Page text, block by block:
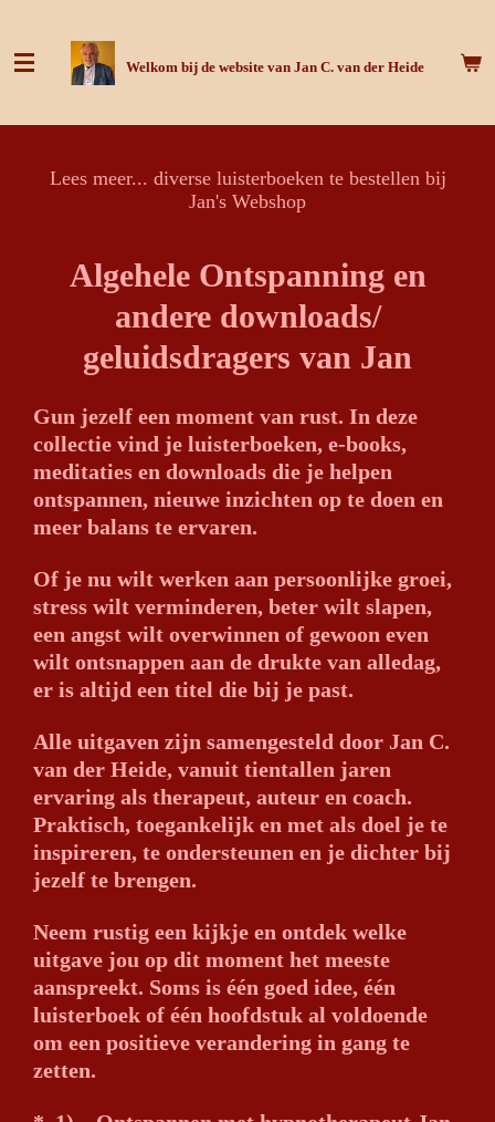
direct
Welkom bij de website van Jan C. van der Heide
Lees meer... diverse luisterboeken te bestellen bij
Jan's Webshop
Algehele Ontspanning en
andere downloads/
geluidsdragers van Jan
Gun jezelf een moment van rust. In deze
collectie vind je luisterboeken, e-books,
meditaties en downloads die je helpen
ontspannen, nieuwe inzichten op te doen en
meer balans te ervaren.
Of je nu wilt werken aan persoonlijke groei,
stress wilt verminderen, beter wilt slapen,
een angst wilt overwinnen of gewoon even
wilt ontsnappen aan de drukte van alledag,
er is altijd een titel die bij je past.
Alle uitgaven zijn samengesteld door Jan C.
van der Heide, vanuit tientallen jaren
ervaring als therapeut, auteur en coach.
Praktisch, toegankelijk en met als doel je te
inspireren, te ondersteunen en je dichter bij
jezelf te brengen.
Neem rustig een kijkje en ontdek welke
uitgave jou op dit moment het meeste
aanspreekt. Soms is één goed idee, één
luisterboek of één hoofdstuk al voldoende
om een positieve verandering in gang te
zetten.